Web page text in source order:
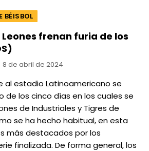
BÉISBOL
Leones frenan furia de los
8 de abril de 2024
al estadio Latinoamericano se
de los cinco días en los cuales se
de Industriales y Tigres de
se ha hecho habitual, en esta
más destacados por los
finalizada. De forma general, los